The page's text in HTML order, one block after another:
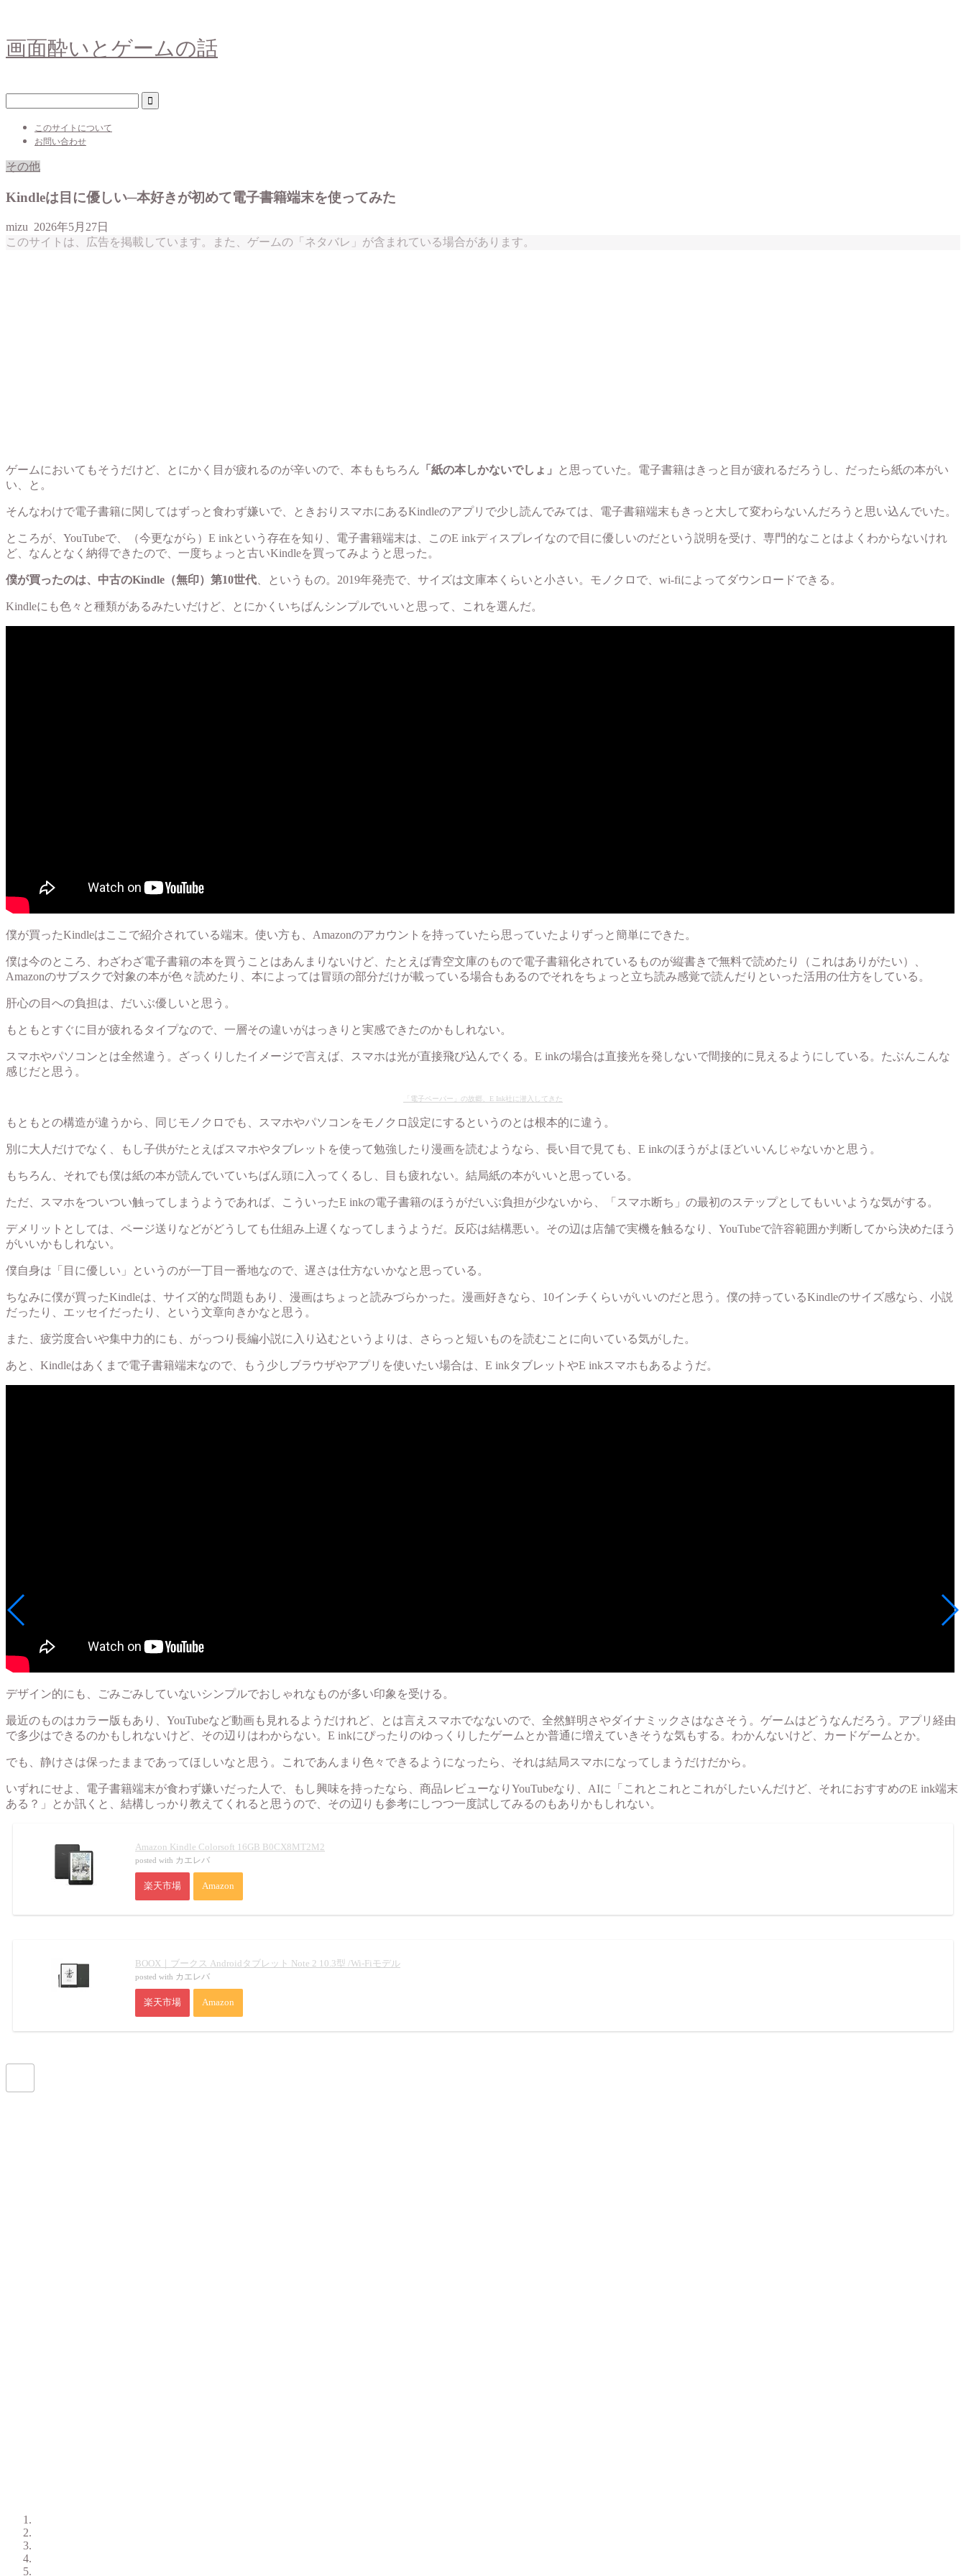
画面酔いとゲームの話
このサイトについて
お問い合わせ
その他
Kindleは目に優しい─本好きが初めて電子書籍端末を使ってみた
mizu 2026年5月27日
このサイトは、広告を掲載しています。また、ゲームの「ネタバレ」が含まれている場合があります。
ゲームにおいてもそうだけど、とにかく目が疲れるのが辛いので、本ももちろん 「紙の本しかないでしょ」
と思っていた。電子書籍はきっと目が疲れるだろうし、だったら紙の本がい
い、と。
そんなわけで電子書籍に関してはずっと食わず嫌いで、ときおりスマホにあるKindleのアプリで少し読んでみては、電子書籍端末もきっと大して変わらないんだろうと思い込んでいた。
ところが、YouTubeで、（今更ながら）E inkという存在を知り、電子書籍端末は、このE inkディスプレイなので目に優しいのだという説明を受け、専門的なことはよくわからないけれ
ど、なんとなく納得できたので、一度ちょっと古いKindleを買ってみようと思った。
僕が買ったのは、中古のKindle（無印）第10世代、というもの。2019年発売で、サイズは文庫本くらいと小さい。モノクロで、wi-fiによってダウンロードできる。
Kindleにも色々と種類があるみたいだけど、とにかくいちばんシンプルでいいと思って、これを選んだ。
僕が買ったKindleはここで紹介されている端末。使い方も、Amazonのアカウントを持っていたら思っていたよりずっと簡単にできた。
僕は今のところ、わざわざ電子書籍の本を買うことはあんまりないけど、たとえば青空文庫のもので電子書籍化されているものが縦書きで無料で読めたり（これはありがたい）、
Amazonのサブスクで対象の本が色々読めたり、本によっては冒頭の部分だけが載っている場合もあるのでそれをちょっと立ち読み感覚で読んだりといった活用の仕方をしている。
肝心の目への負担は、だいぶ優しいと思う。
もともとすぐに目が疲れるタイプなので、一層その違いがはっきりと実感できたのかもしれない。
スマホやパソコンとは全然違う。ざっくりしたイメージで言えば、スマホは光が直接飛び込んでくる。E inkの場合は直接光を発しないで間接的に見えるようにしている。たぶんこんな
感じだと思う。
「電子ペーパー」の故郷、E Ink社に潜入してきた
もともとの構造が違うから、同じモノクロでも、スマホやパソコンをモノクロ設定にするというのとは根本的に違う。
別に大人だけでなく、もし子供がたとえばスマホやタブレットを使って勉強したり漫画を読むようなら、長い目で見ても、E inkのほうがよほどいいんじゃないかと思う。
もちろん、それでも僕は紙の本が読んでいていちばん頭に入ってくるし、目も疲れない。結局紙の本がいいと思っている。
ただ、スマホをついつい触ってしまうようであれば、こういったE inkの電子書籍のほうがだいぶ負担が少ないから、「スマホ断ち」の最初のステップとしてもいいような気がする。
デメリットとしては、ページ送りなどがどうしても仕組み上遅くなってしまうようだ。反応は結構悪い。その辺は店舗で実機を触るなり、YouTubeで許容範囲か判断してから決めたほう
がいいかもしれない。
僕自身は「目に優しい」というのが一丁目一番地なので、遅さは仕方ないかなと思っている。
ちなみに僕が買ったKindleは、サイズ的な問題もあり、漫画はちょっと読みづらかった。漫画好きなら、10インチくらいがいいのだと思う。僕の持っているKindleのサイズ感なら、小説
だったり、エッセイだったり、という文章向きかなと思う。
また、疲労度合いや集中力的にも、がっつり長編小説に入り込むというよりは、さらっと短いものを読むことに向いている気がした。
あと、Kindleはあくまで電子書籍端末なので、もう少しブラウザやアプリを使いたい場合は、E inkタブレットやE inkスマホもあるようだ。
デザイン的にも、ごみごみしていないシンプルでおしゃれなものが多い印象を受ける。
最近のものはカラー版もあり、YouTubeなど動画も見れるようだけれど、とは言えスマホでなないので、全然鮮明さやダイナミックさはなさそう。ゲームはどうなんだろう。アプリ経由
で多少はできるのかもしれないけど、その辺りはわからない。E inkにぴったりのゆっくりしたゲームとか普通に増えていきそうな気もする。わかんないけど、カードゲームとか。
でも、静けさは保ったままであってほしいなと思う。これであんまり色々できるようになったら、それは結局スマホになってしまうだけだから。
いずれにせよ、電子書籍端末が食わず嫌いだった人で、もし興味を持ったなら、商品レビューなりYouTubeなり、AIに「これとこれとこれがしたいんだけど、それにおすすめのE ink端末
ある？」とか訊くと、結構しっかり教えてくれると思うので、その辺りも参考にしつつ一度試してみるのもありかもしれない。
Amazon Kindle Colorsoft 16GB B0CX8MT2M2
posted with カエレバ
楽天市場 Amazon
BOOX｜ブークス Androidタブレット Note 2 10.3型 /Wi-Fiモデル
posted with カエレバ
楽天市場 Amazon